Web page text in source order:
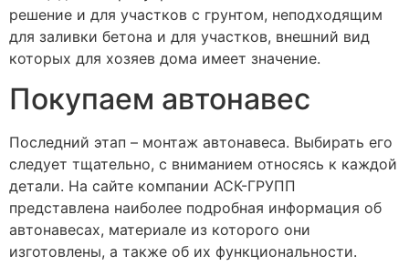
решение и для участков с грунтом, неподходящим
для заливки бетона и для участков, внешний вид
которых для хозяев дома имеет значение.
Покупаем автонавес
Последний этап – монтаж автонавеса. Выбирать его
следует тщательно, с вниманием относясь к каждой
детали. На сайте компании АСК-ГРУПП
представлена наиболее подробная информация об
автонавесах, материале из которого они
изготовлены, а также об их функциональности.